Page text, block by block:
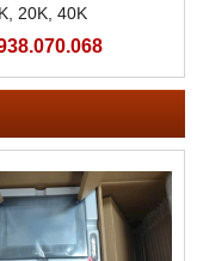
20K, 40K